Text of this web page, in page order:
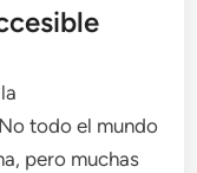
todo el mundo
pero muchas